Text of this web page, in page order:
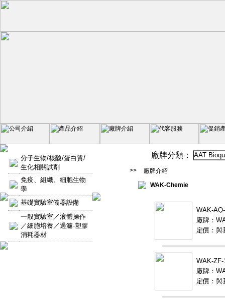
分子生物/核酸/蛋白質/
生化相關試劑
免疫、組織、細胞生物
學
基礎實驗室儀器設備
一般實驗室／液體操作
／細胞培養／過濾-塑膠
消耗器材
廠牌分類： AAT
>>
廠牌介紹
WAK-Chemie
WAK-
廠牌：
定價：與
WAK-
廠牌：
定價：與